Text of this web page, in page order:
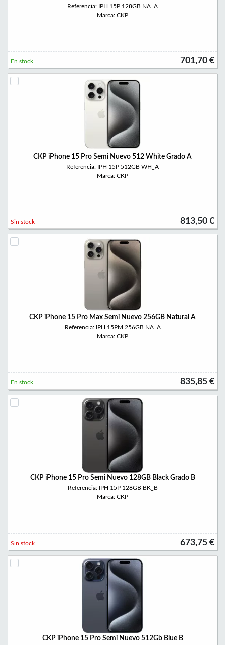
Referencia: IPH 15P 128GB NA_A
Marca: CKP
701,70 €
En stock
CKP iPhone 15 Pro Semi Nuevo 512 White Grado A
Referencia: IPH 15P 512GB WH_A
Marca: CKP
813,50 €
Sin stock
CKP iPhone 15 Pro Max Semi Nuevo 256GB Natural A
Referencia: IPH 15PM 256GB NA_A
Marca: CKP
835,85 €
En stock
CKP iPhone 15 Pro Semi Nuevo 128GB Black Grado B
Referencia: IPH 15P 128GB BK_B
Marca: CKP
673,75 €
Sin stock
CKP iPhone 15 Pro Semi Nuevo 512Gb Blue B